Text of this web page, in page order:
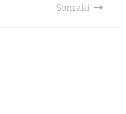
Sonraki